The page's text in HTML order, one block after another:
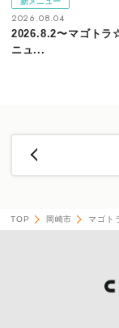
2026.08.04
2026.8.2〜マゴトラ
ニュ...
TOP 岡崎市 マゴト